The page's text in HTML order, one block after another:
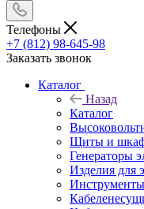
Телефоны
+7 (812) 98-645-98
Заказать звонок
Каталог
Назад
Каталог
Щиты и
Генераторы
Изделия для